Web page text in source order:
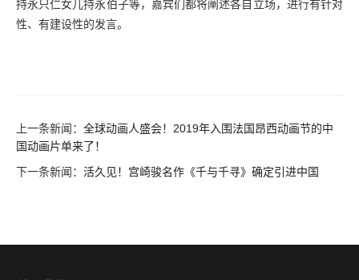
持永只仁女儿持永伯子等，嘉宾们都将阐述各自立场，进行有针对
性、有建设性的发言。
上一条新闻： 全球动画人盛会！2019年入围法国昂西动画节的中
国动画片单来了！
下一条新闻： 活久见！宫崎骏名作《千与千寻》确定引进中国